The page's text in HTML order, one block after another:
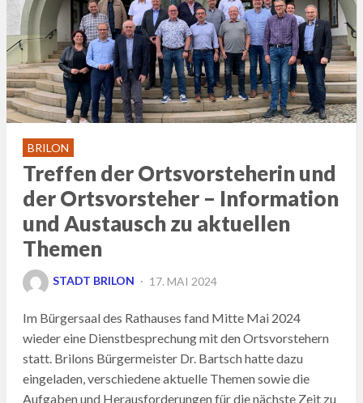
BRILON
Treffen der Ortsvorsteherin und
der Ortsvorsteher – Information
und Austausch zu aktuellen
Themen
STADT BRILON
POSTED
17. MAI 2024
Im Bürgersaal des Rathauses fand Mitte Mai 2024
wieder eine Dienstbesprechung mit den Ortsvorstehern
statt. Brilons Bürgermeister Dr. Bartsch hatte dazu
eingeladen, verschiedene aktuelle Themen sowie die
Aufgaben und Herausforderungen für die nächste Zeit zu